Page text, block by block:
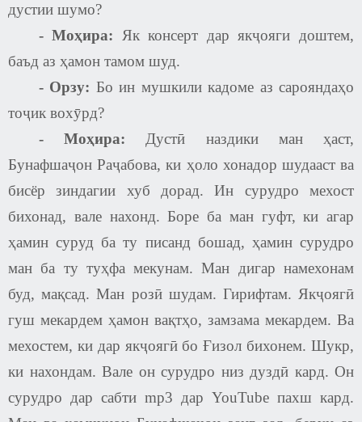
дустии шумо?
- Моҳира:
Як консерт дар якҷояги доштем,
баъд аз ҳамон тамом шуд.
- Орзу: Бо ин мушкили кадоме аз сарояндаҳо
тоҷик вохӯрд?
- Моҳира:
Дустӣ наздики ман ҳаст,
Бунафшаҷон Раҷабова, ки ҳоло хонадор шудааст ва
бисёр зиндагии хуб дорад. Ин сурудро мехост
бихонад, вале нахонд. Боре ба ман гуфт, ки агар
ҳамин суруд ба ту писанд бошад, ҳамин сурудро
ман ба ту туҳфа мекунам. Ман дигар намехонам
буд, мақсад. Ман розӣ шудам. Гирифтам. Якҷоягӣ
гуш мекардем ҳамон вақтҳо, замзама мекардем. Ва
мехостем, ки дар якҷоягӣ бо Ғизол бихонем. Шукр,
ки нахондам. Вале он сурудро низ дуздӣ кард. Он
сурудро дар сабти mp3 дар YouTube пахш кард.